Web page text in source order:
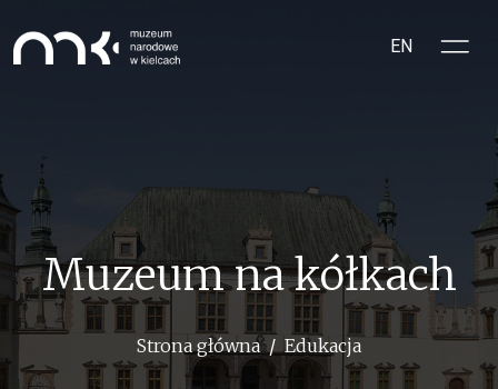
EN
Muzeum na kółkach
Ścieżka nawigacyjna
Strona główna Edukacja